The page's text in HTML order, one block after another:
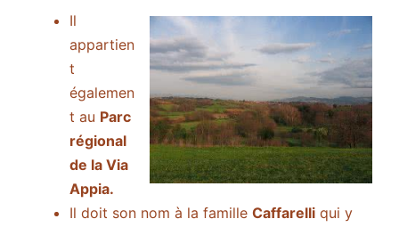
Il
appartien
t
égalemen
t au Parc
régional
de la Via
Appia.
Il doit son nom à la famille Caffarelli qui y